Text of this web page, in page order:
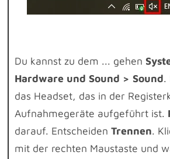
Du kannst zu dem ... gehen
Hardware und Sound > Sound.
das Headset, das in der
Aufnahmegeräte aufgeführt ist.
darauf. EntscheidenTrennen.
mit der rechten Maustaste und